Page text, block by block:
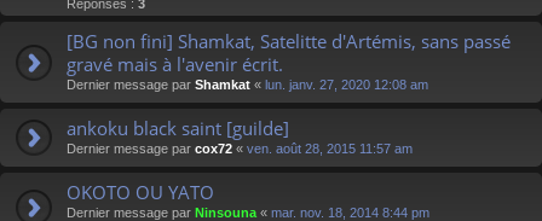
Réponses : 3
[BG non fini] Shamkat, Satelitte d'Artémis, sans passé
gravé mais à l'avenir écrit.
Dernier message par Shamkat « lun. janv. 27, 2020 12:08 am
ankoku black saint [guilde]
Dernier message par cox72 « ven. août 28, 2015 11:57 am
OKOTO OU YATO
Dernier message par Ninsouna « mar. nov. 18, 2014 8:44 pm